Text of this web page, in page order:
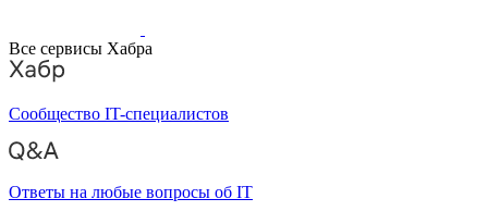
Все сервисы Хабра
Сообщество IT-специалистов
Ответы на любые вопросы об IT